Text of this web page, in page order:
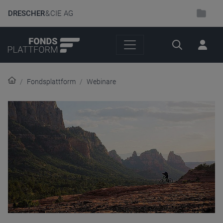
DRESCHER& CIE AG
Suche
Fondsplattform Webinare